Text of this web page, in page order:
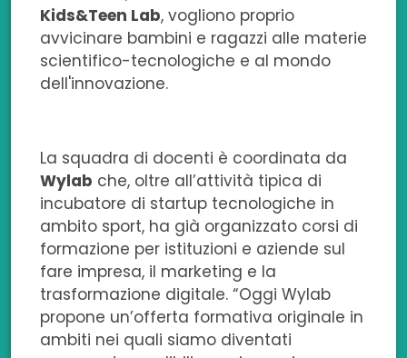
Kids&Teen Lab, vogliono proprio
avvicinare bambini e ragazzi alle materie
scientifico-tecnologiche e al mondo
dell'innovazione.
La squadra di docenti è coordinata da
Wylab che, oltre all’attività tipica di
incubatore di startup tecnologiche in
ambito sport, ha già organizzato corsi di
formazione per istituzioni e aziende sul
fare impresa, il marketing e la
trasformazione digitale. “Oggi Wylab
propone un’offerta formativa originale in
ambiti nei quali siamo diventati